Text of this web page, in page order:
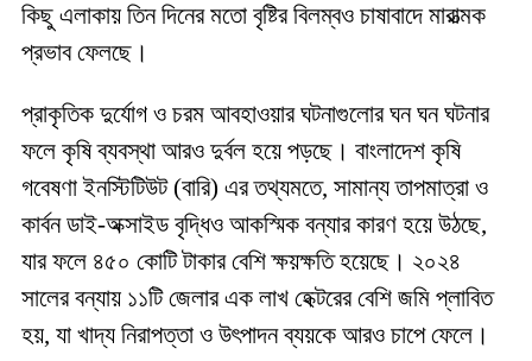
কিছু এলাকায় তিন দিনের মতো বৃষ্টির বিলম্বও চাষাবাদে মারাত্মক
প্রভাব ফেলছে।
প্রাকৃতিক দুর্যোগ ও চরম আবহাওয়ার ঘটনাগুলোর ঘন ঘন ঘটনার
ফলে কৃষি ব্যবস্থা আরও দুর্বল হয়ে পড়ছে। বাংলাদেশ কৃষি
গবেষণা ইনস্টিটিউট (বারি) এর তথ্যমতে, সামান্য তাপমাত্রা ও
কার্বন ডাই-অক্সাইড বৃদ্ধিও আকস্মিক বন্যার কারণ হয়ে উঠছে,
যার ফলে ৪৫০ কোটি টাকার বেশি ক্ষয়ক্ষতি হয়েছে। ২০২৪
সালের বন্যায় ১১টি জেলার এক লাখ হেক্টরের বেশি জমি প্লাবিত
হয়, যা খাদ্য নিরাপত্তা ও উৎপাদন ব্যয়কে আরও চাপে ফেলে।